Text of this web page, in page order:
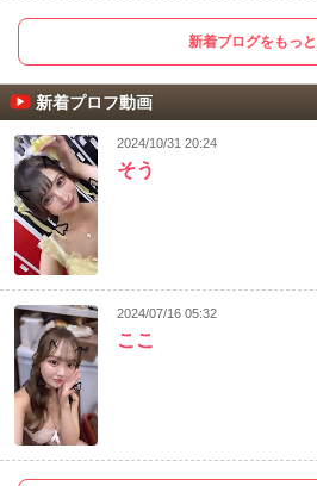
新着ブログをもっ
新着プロフ動画
2024/10/31 20:24
そう
2024/07/16 05:32
ここ